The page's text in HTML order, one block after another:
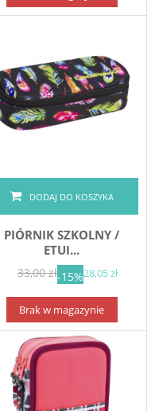
DODAJ DO KOSZYKA
PIÓRNIK SZKOLNY /
ETUI...
33,00 zł-15%28,05 zł
Brak w magazynie